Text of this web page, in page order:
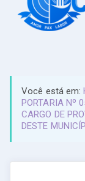
Você está em:
PORTARIA Nº
CARGO DE
DESTE